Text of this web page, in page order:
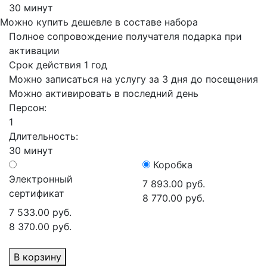
30 минут
Можно купить дешевле в составе набора
Полное сопровождение получателя подарка при
активации
Срок действия 1 год
Можно записаться на услугу за 3 дня до посещения
Можно активировать в последний день
Персон:
1
Длительность:
30 минут
Электронный
сертификат
7 533.00 руб.
8 370.00 руб.
Коробка
7 893.00 руб.
8 770.00 руб.
В корзину